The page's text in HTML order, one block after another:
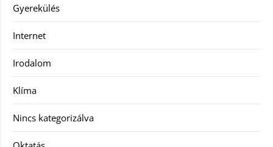
Gyerekülés
Internet
Irodalom
Klíma
Nincs kategorizálva